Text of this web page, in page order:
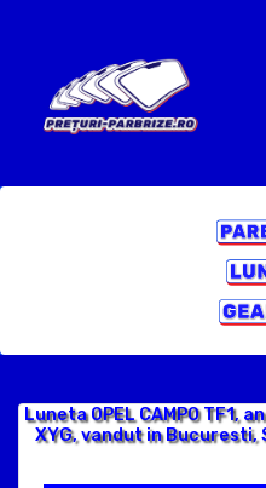
Luneta OPEL CAMPO
XYG, vandut in Bucuresti,